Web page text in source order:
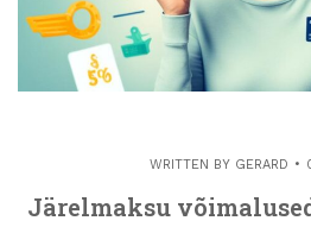
WRITTEN BY GERARD
Järelmaksu